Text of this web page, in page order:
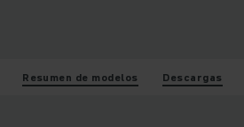
Resumen de modelos Descargas